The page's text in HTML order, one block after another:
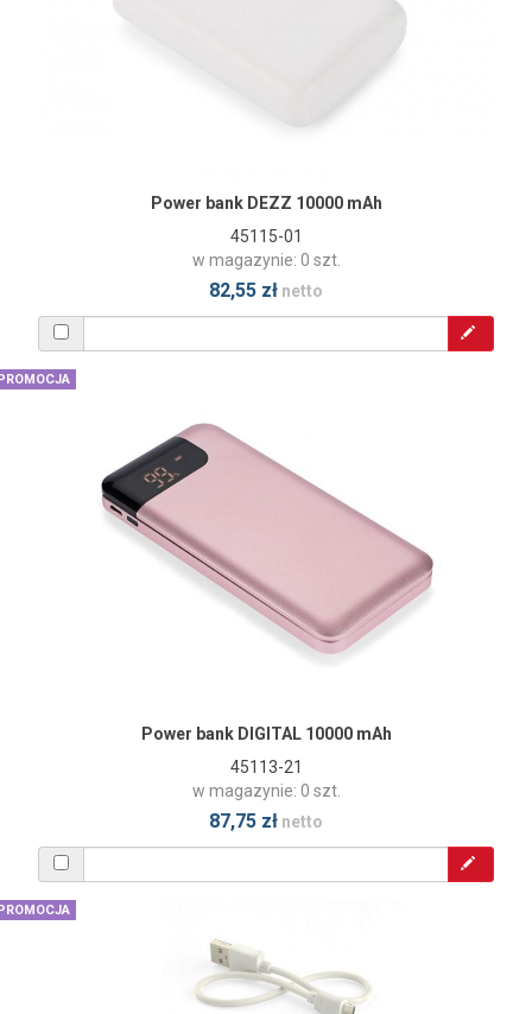
Power bank DEZZ 10000 mAh
45115-01
w magazynie: 0 szt.
82,55 zł netto
Power bank DIGITAL 10000 mAh
45113-21
w magazynie: 0 szt.
87,75 zł netto